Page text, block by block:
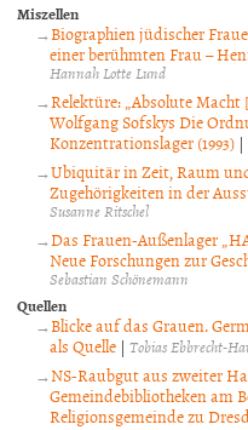
Miszellen
Biographien jüdischer
einer berühmten Frau –
Hannah Lotte Lund
Relektüre: „Absolute
Wolfgang Sofskys Die
Konzentrationslager (1993) |
Ubiquitär in Zeit, Raum
Zugehörigkeiten in der
Susanne Ritschel
Das Frauen-Außenlager
Neue Forschungen zur
Sebastian Schönemann
Quellen
Blicke auf das Grauen.
als Quelle | Tobias Ebbrecht-
NS-Raubgut aus zweiter
Gemeindebibliotheken am
Religionsgemeinde zu